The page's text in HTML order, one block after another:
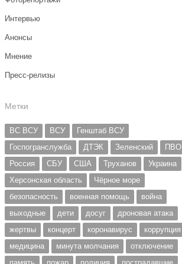
Интервью
Анонсы
Мнение
Пресс-релизы
Метки
ВС ВСУ ВСУ
Генштаб ВСУ
Госпогранслужба
ДТЭК Зеленский
ПВО
Россия
СБУ США Труханов
Украина
Херсонская область
Чёрное море
безопасность
военная помощь
война
выходные
дети досуг
дроновая атака
жертвы
концерт коронавирус
коррупция
медицина
минута молчания
отключение